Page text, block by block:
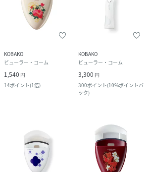
KOBAKO
ビューラー・コーム
1,540 円
14ポイント(1倍)
KOBAKO
ビューラー・コーム
3,300 円
300ポイント(10%ポイントバ
ック)